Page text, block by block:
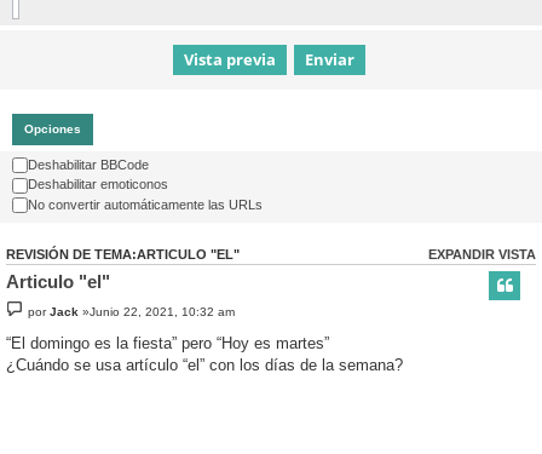
Opciones
Deshabilitar BBCode
Deshabilitar emoticonos
No convertir automáticamente las URLs
EXPANDIR VISTA
REVISIÓN DE TEMA:ARTICULO "EL"
Articulo "el"
porJack »Junio 22, 2021, 10:32 am
“El domingo es la fiesta” pero “Hoy es martes”
¿Cuándo se usa artículo “el” con los días de la semana?